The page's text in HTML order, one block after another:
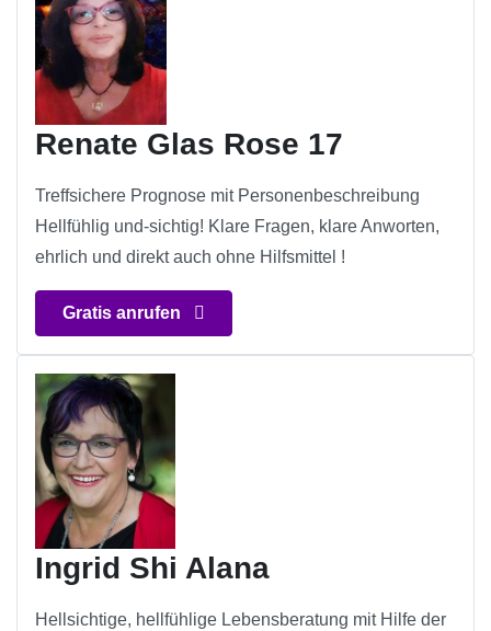
Renate Glas Rose 17
Treffsichere Prognose mit Personenbeschreibung
Hellfühlig und-sichtig! Klare Fragen, klare Anworten,
ehrlich und direkt auch ohne Hilfsmittel !
Gratis anrufen
Ingrid Shi Alana
Hellsichtige, hellfühlige Lebensberatung mit Hilfe der